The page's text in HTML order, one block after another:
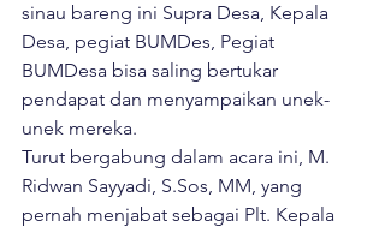
sinau bareng ini Supra Desa, Kepala
Desa, pegiat BUMDes, Pegiat
BUMDesa bisa saling bertukar
pendapat dan menyampaikan unek-
unek mereka.
Turut bergabung dalam acara ini, M.
Ridwan Sayyadi, S.Sos, MM, yang
pernah menjabat sebagai Plt. Kepala